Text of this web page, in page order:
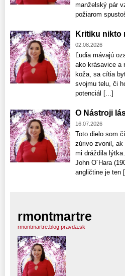
manželský pár
požiarom
Kritiku nikto
02.08.2026
Ľudia mávajú
ako krásavice a
koža, sa cítia
svojmu telu, či
potenciál [...]
O Nástroji
16.07.2026
Toto dielo som
zúrivo zvonil, ak
mi dráždila
John O´Hara
angličtine je ten
rmontmartre
rmontmartre.blog.pravda.sk